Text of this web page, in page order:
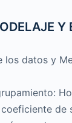
Y
los datos y
de